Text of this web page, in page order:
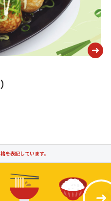
を表記しています。